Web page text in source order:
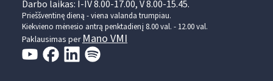
Darbo laikas: I-IV 8.00-17.00, V 8.00-15.45.
Prieššventinę dieną - viena valanda trumpiau.
Kiekvieno mėnesio antrą penktadienį 8.00 val. - 12.00 val.
Paklausimas per Mano VMI